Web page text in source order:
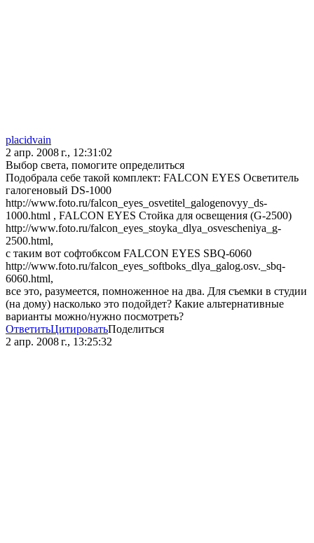
placidvain
2 апр. 2008 г., 12:31:02
Выбор света, помогите определиться
Подобрала себе такой комплект: FALCON EYES Осветитель
галогеновый DS-1000
http://www.foto.ru/falcon_eyes_osvetitel_galogenovyy_ds-
1000.html , FALCON EYES Стойка для освещения (G-2500)
http://www.foto.ru/falcon_eyes_stoyka_dlya_osvescheniya_g-
2500.html,
с таким вот софтобксом FALCON EYES SBQ-6060
http://www.foto.ru/falcon_eyes_softboks_dlya_galog.osv._sbq-
6060.html,
все это, разумеется, помноженное на два. Для съемки в студии
(на дому) насколько это подойдет? Какие альтернативные
варианты можно/нужно посмотреть?
ОтветитьЦитироватьПоделиться
2 апр. 2008 г., 13:25:32